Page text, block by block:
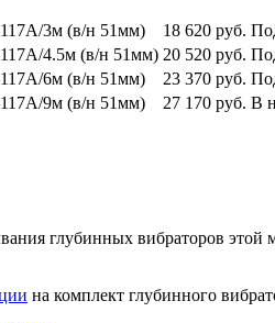
3м (в/н 51мм) 18 620 руб.
4.5м (в/н 51мм) 20 520 руб.
6м (в/н 51мм)
23 370 руб.
9м (в/н 51мм)
27 170 руб. В
глубинных вибраторов этой
на комплект глубинного